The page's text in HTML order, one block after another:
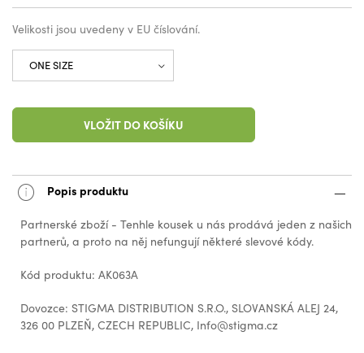
Velikosti jsou uvedeny v EU číslování.
VLOŽIT DO KOŠÍKU
Popis produktu
Partnerské zboží - Tenhle kousek u nás prodává jeden z našich
partnerů, a proto na něj nefungují některé slevové kódy.
Kód produktu: AK063A
Dovozce: STIGMA DISTRIBUTION S.R.O., SLOVANSKÁ ALEJ 24,
326 00 PLZEŇ, CZECH REPUBLIC, Info@stigma.cz